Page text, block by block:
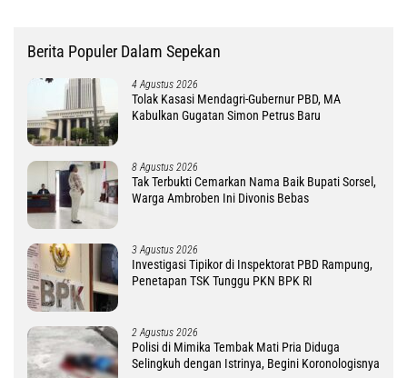
Berita Populer Dalam Sepekan
4 Agustus 2026
Tolak Kasasi Mendagri-Gubernur PBD, MA
Kabulkan Gugatan Simon Petrus Baru
8 Agustus 2026
Tak Terbukti Cemarkan Nama Baik Bupati Sorsel,
Warga Ambroben Ini Divonis Bebas
3 Agustus 2026
Investigasi Tipikor di Inspektorat PBD Rampung,
Penetapan TSK Tunggu PKN BPK RI
2 Agustus 2026
Polisi di Mimika Tembak Mati Pria Diduga
Selingkuh dengan Istrinya, Begini Koronologisnya